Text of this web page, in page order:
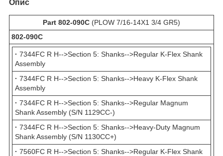
Опис
Part 802-090C (PLOW 7/16-14X1 3/4 GR5)
802-090С
· 7344FC R H-->Section 5: Shanks-->Regular K-Flex Shank
Assembly
· 7344FC R H-->Section 5: Shanks-->Heavy K-Flex Shank
Assembly
· 7344FC R H-->Section 5: Shanks-->Regular Magnum
Shank Assembly (S/N 1129CC-)
· 7344FC R H-->Section 5: Shanks-->Heavy-Duty Magnum
Shank Assembly (S/N 1130CC+)
· 7560FC R H-->Section 5: Shanks-->Regular K-Flex Shank